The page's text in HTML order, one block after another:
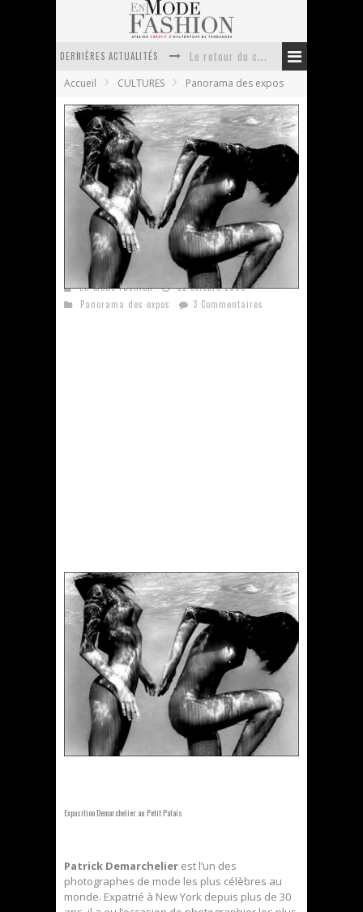
DERNIÈRES ACTUALITÉS
Doudoune pour femme : choisir la pièce idéale entre style, chaleur et durabilité
La trousse de toilette : l’accessoire indispensable de voyage
Week-end spa en automne : quel maillot de bain choisir ?
Pourquoi le costume sur mesure à Paris est un incontournable de l’élégance contemporaine ?
Accueil CULTURES Panorama des expos
Exposition Patrick Demarchelier au Petit
Palais
En Mode Fashion
22 octobre 2008
Panorama des expos
3 Commentaires
Exposition Demarchelier au Petit Palais
Patrick Demarchelier est l’un des
photographes de mode les plus célèbres au
monde. Expatrié à New York depuis plus de 30